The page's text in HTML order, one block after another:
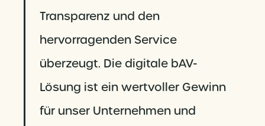
Transparenz und den
hervorragenden Service
überzeugt. Die digitale bAV-
Lösung ist ein wertvoller Gewinn
für unser Unternehmen und